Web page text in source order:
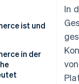
ist und
KI-
in der
In